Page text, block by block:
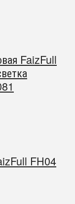
FaizFull
FH04